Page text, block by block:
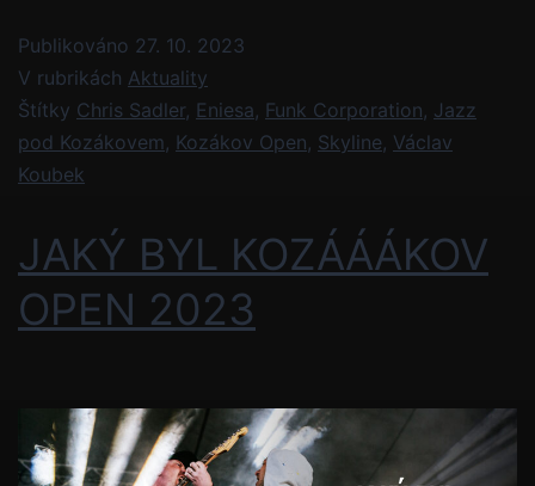
Publikováno 27. 10. 2023
V rubrikách Aktuality
Štítky Chris Sadler, Eniesa, Funk Corporation, Jazz
pod Kozákovem, Kozákov Open, Skyline, Václav
Koubek
JAKÝ BYL KOZÁÁÁKOV
OPEN 2023